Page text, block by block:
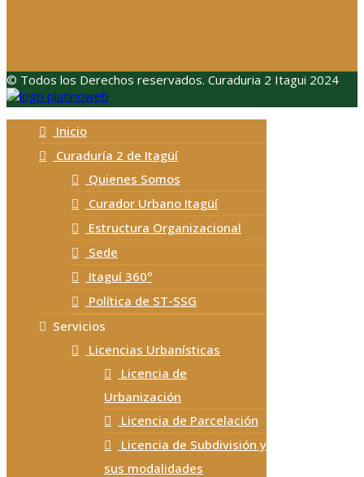
© Todos los Derechos reservados. Curaduria 2 Itagui 2024
Inicio
Curaduría 2 de Itagüí
Quienes Somos
Curador Urbano Itagüí
Estructura Organizacional
Sede
Itaguí 360º
Política de ST-SSG
Servicios
Licencias Urbanísticas
Licencia de
Urbanización
Licencia de Parcelación
Licencia de Subdivisión y
sus modalidades